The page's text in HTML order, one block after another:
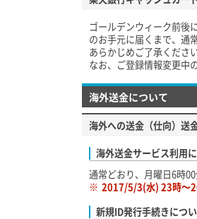
ゴールデンウィーク前後
のお手元に届くまで、通
あらかじめご了承くださ
なお、ご登録情報変更中
海外送金について
海外への送金（仕向）送
海外送金サービス利用
通常どおり、月曜日6時
※ 2017/5/3(水) 23時～
新規ID発行手続きにつ